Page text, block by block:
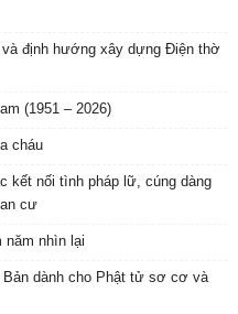
định hướng xây dựng Điện thờ
(1951 – 2026)
cháu
kết nối tình pháp lữ, cúng dàng
cư
năm nhìn lại
Bản dành cho Phật tử sơ cơ và